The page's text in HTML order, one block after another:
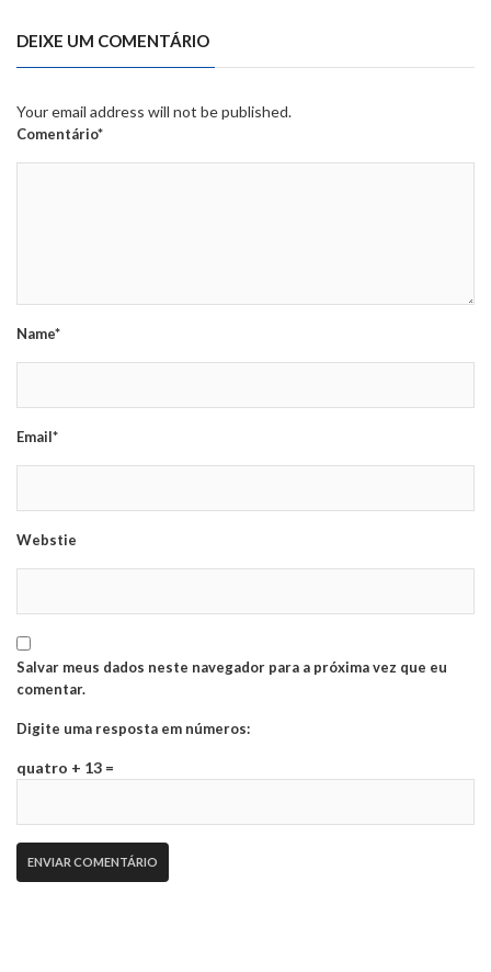
DEIXE UM COMENTÁRIO
Your email address will not be published.
Comentário*
Name*
Email*
Webstie
Salvar meus dados neste navegador para a próxima vez que eu
comentar.
Digite uma resposta em números:
quatro + 13 =